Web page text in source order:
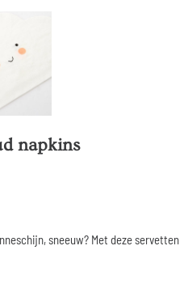
napkins
sneeuw? Met deze servetten